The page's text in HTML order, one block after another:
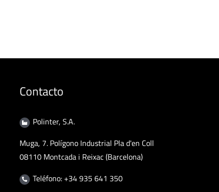
Contacto
Polinter, S.A.
Muga, 7. Polígono Industrial Pla d'en Coll
08110 Montcada i Reixac (Barcelona)
Teléfono: +34 935 641 350